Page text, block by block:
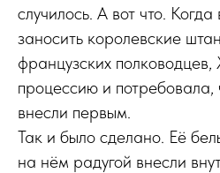
случилось. А вот что.
заносить королевские
французских
процессию и
внесли первым.
Так и было сделано. Её
на нём радугой внесли